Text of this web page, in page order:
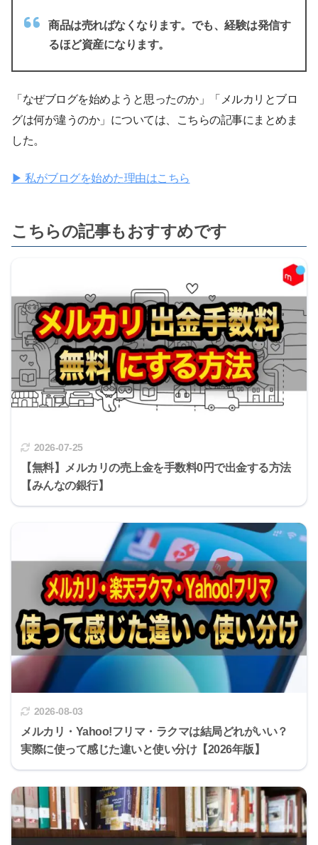
商品は売ればなくなります。でも、経験は発信す
るほど資産になります。
「なぜブログを始めようと思ったのか」「メルカリとブロ
グは何が違うのか」については、こちらの記事にまとめま
した。
▶ 私がブログを始めた理由はこちら
こちらの記事もおすすめです
2026-07-25
【無料】メルカリの売上金を手数料0円で出金する方法
【みんなの銀行】
2026-08-03
メルカリ・Yahoo!フリマ・ラクマは結局どれがいい？
実際に使って感じた違いと使い分け【2026年版】